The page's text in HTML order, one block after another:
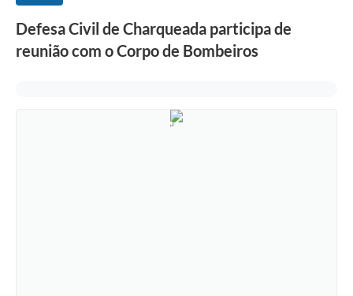
Defesa Civil de Charqueada participa de
reunião com o Corpo de Bombeiros